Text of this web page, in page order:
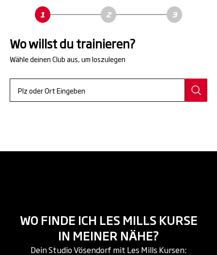
Wo willst du trainieren?
Wähle deinen Club aus, um loszulegen
WO FINDE ICH LES MILLS KURSE
IN MEINER NÄHE?
Dein Studio Vösendorf mit Les Mills Kursen: